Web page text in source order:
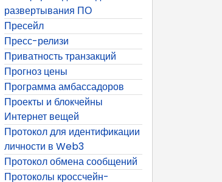
развертывания ПО
Пресейл
Пресс-релизи
Приватность транзакций
Прогноз цены
Программа амбассадоров
Проекты и блокчейны
Интернет вещей
Протокол для идентификации
личности в Web3
Протокол обмена сообщений
Протоколы кроссчейн-